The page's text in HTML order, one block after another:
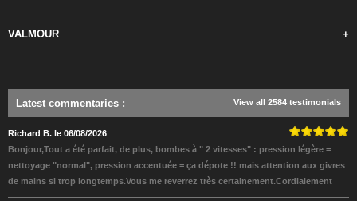
VALMOUR +
Latest commentaries : View all 2584 testimonials
Richard B. le 06/08/2026
Bonjour,Tout a été parfait, de plus, bombes à " 2 vitesses" : pression légère =
nettoyage "normal", pression accentuée = ça dépote !! mais attention aux givres
de mains si trop longtemps.Vous me reverrez très certainement.Cordialement